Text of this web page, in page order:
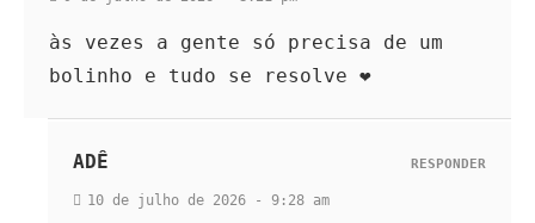
às vezes a gente só precisa de um
bolinho e tudo se resolve ❤
ADÊ
10 de julho de 2026 - 9:28 am
RESPONDER